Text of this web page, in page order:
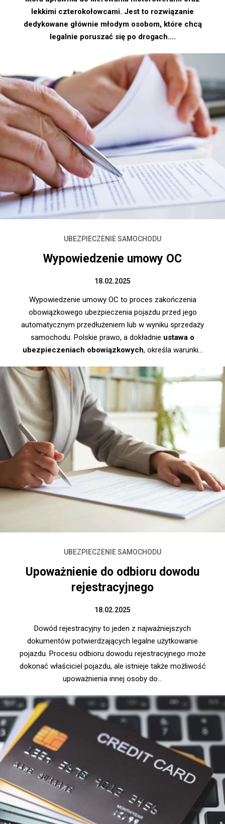
lekkimi czterokołowcami. Jest to rozwiązanie
dedykowane głównie młodym osobom, które chcą
legalnie poruszać się po drogach....
UBEZPIECZENIE SAMOCHODU
Wypowiedzenie umowy OC
18.02.2025
Wypowiedzenie umowy OC to proces zakończenia
obowiązkowego ubezpieczenia pojazdu przed jego
automatycznym przedłużeniem lub w wyniku sprzedaży
samochodu. Polskie prawo, a dokładnie ustawa o
ubezpieczeniach obowiązkowych, określa warunki...
UBEZPIECZENIE SAMOCHODU
Upoważnienie do odbioru dowodu
rejestracyjnego
18.02.2025
Dowód rejestracyjny to jeden z najważniejszych
dokumentów potwierdzających legalne użytkowanie
pojazdu. Procesu odbioru dowodu rejestracyjnego może
dokonać właściciel pojazdu, ale istnieje także możliwość
upoważnienia innej osoby do...